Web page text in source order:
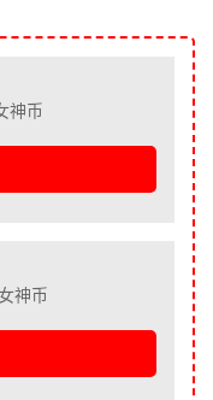
神币
女神币